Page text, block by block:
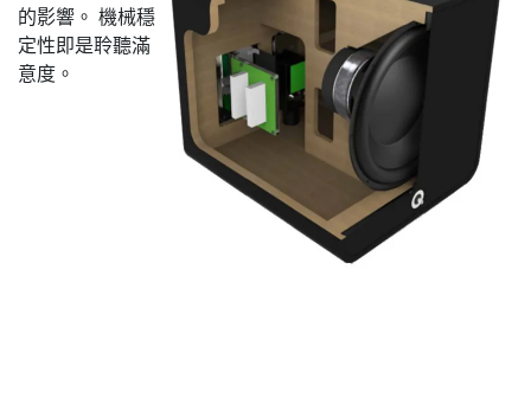
的影響。 機械穩
定性即是聆聽滿
意度。